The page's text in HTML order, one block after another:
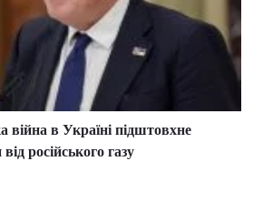
війна в Україні підштовхне
російського газу